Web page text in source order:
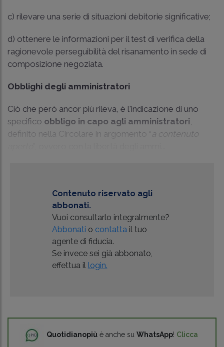
c) rilevare una serie di situazioni debitorie significative;
d) ottenere le informazioni per il test di verifica della
ragionevole perseguibilità del risanamento in sede di
composizione negoziata.
Obblighi degli amministratori
Ciò che però ancor più rileva, è l'indicazione di uno
specifico obbligo in capo agli amministratori,
definito nella Circolare in argomento “ a contenuto
Contenuto riservato agli
abbonati.
Vuoi consultarlo integralmente?
Abbonati o contattail tuo
agente di fiducia.
Se invece sei già abbonato,
effettua il login.
Quotidianopiù è anche su WhatsApp! Clicca